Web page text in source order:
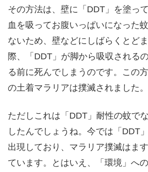
その方法は、壁に「DDT」を塗っ
血を吸ってお腹いっぱいになった
ないため、壁などにしばらくとど
際、「DDT」が脚から吸収される
る前に死んでしまうのです。この
の土着マラリアは撲滅されました。
ただしこれは「DDT」耐性の蚊で
したんでしょうね。今では「DDT
出現しており、マラリア撲滅はま
ています。とはいえ、「環境」へ